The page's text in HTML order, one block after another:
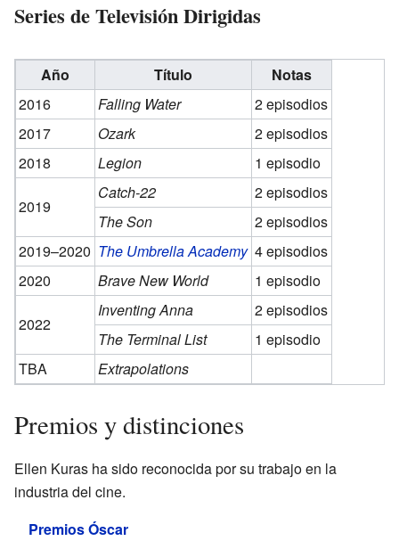
Series de Televisión Dirigidas
Año Título
Notas
2016
Falling Water
2 episodios
2017
Ozark
2 episodios
2018
Legion 1 episodio
2019
Catch-22
2 episodios
The Son
2 episodios
2019–2020 The Umbrella Academy 4 episodios
2020
Brave New World 1 episodio
2022
Inventing Anna
2 episodios
The Terminal List
1 episodio
TBA
Extrapolations
Premios y distinciones
Ellen Kuras ha sido reconocida por su trabajo en la
industria del cine.
Premios Óscar